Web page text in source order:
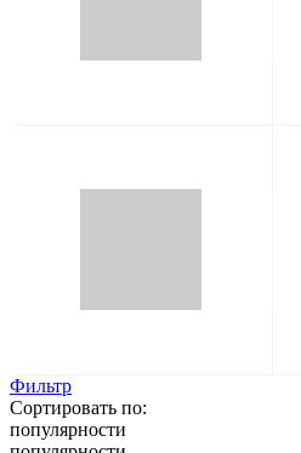
Фильтр
Сортировать по:
популярности